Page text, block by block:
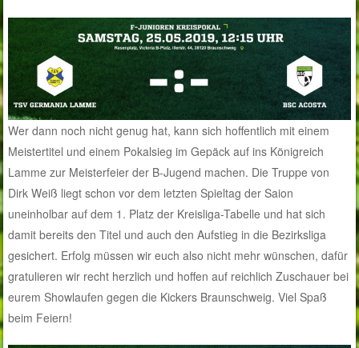
Wer dann noch nicht genug hat, kann sich hoffentlich mit einem
Meistertitel und einem Pokalsieg im Gepäck auf ins Königreich
Lamme zur Meisterfeier der B-Jugend machen. Die Truppe von
Dirk Weiß liegt schon vor dem letzten Spieltag der Saion
uneinholbar auf dem 1. Platz der Kreisliga-Tabelle und hat sich
damit bereits den Titel und auch den Aufstieg in die Bezirksliga
gesichert. Erfolg müssen wir euch also nicht mehr wünschen, dafür
gratulieren wir recht herzlich und hoffen auf reichlich Zuschauer bei
eurem Showlaufen gegen die Kickers Braunschweig. Viel Spaß
beim Feiern!